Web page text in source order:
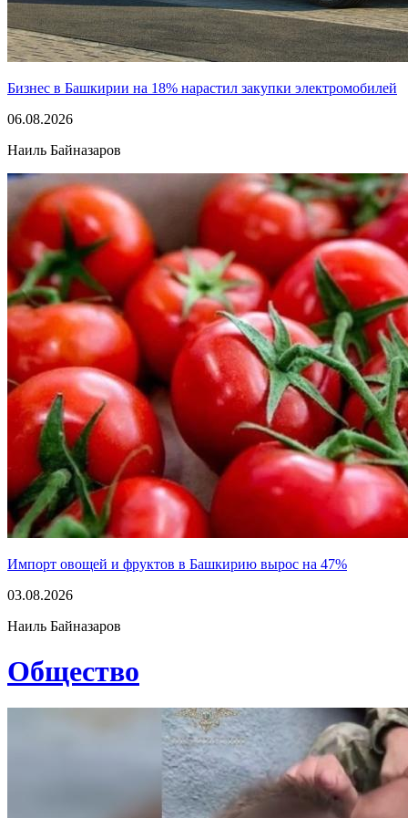
Бизнес в Башкирии на 18% нарастил закупки электромобилей
06.08.2026
Наиль Байназаров
Импорт овощей и фруктов в Башкирию вырос на 47%
03.08.2026
Наиль Байназаров
Общество